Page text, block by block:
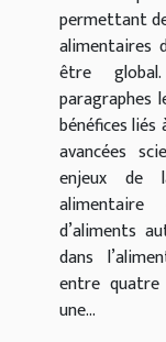
permettant
alimentaires
être
paragraphes
bénéfices
avancées
enjeux de
alimentaire
d’aliments
dans
entre
une...